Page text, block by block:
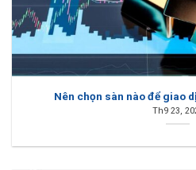
Nên chọn sàn nào để giao
Th9 23,